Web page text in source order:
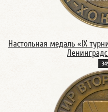
Настольная медаль «IX